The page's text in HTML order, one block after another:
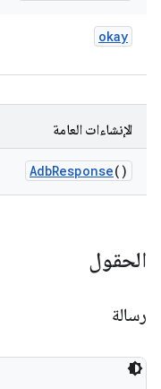
okay
الإنشاءات العامة
AdbResponse()
الحقول
رسالة